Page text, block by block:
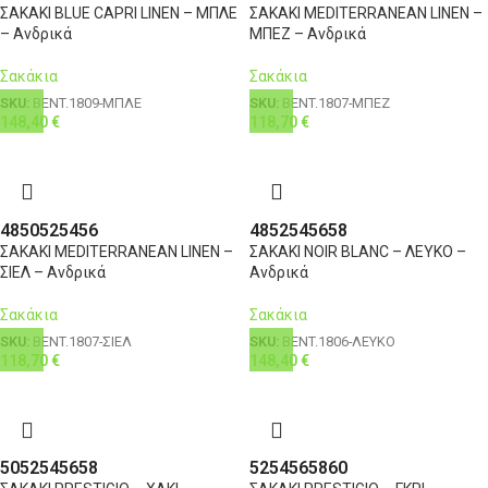
ΣΑΚΑΚΙ BLUE CAPRI LINEN – ΜΠΛΕ
– Ανδρικά
Σακάκια
SKU: BENT.1809-ΜΠΛΕ
148,40€
ΣΑΚΑΚΙ MEDITERRANEAN LINEN –
ΜΠΕΖ – Ανδρικά
Σακάκια
SKU: BENT.1807-ΜΠΕΖ
118,70€
4850525456
ΣΑΚΑΚΙ MEDITERRANEAN LINEN –
ΣΙΕΛ – Ανδρικά
Σακάκια
SKU: BENT.1807-ΣΙΕΛ
118,70€
4852545658
ΣΑΚΑΚΙ NOIR BLANC – ΛΕΥΚΟ –
Ανδρικά
Σακάκια
SKU: BENT.1806-ΛΕΥΚΟ
148,40€
5052545658 5254565860